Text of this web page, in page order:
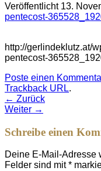
Veröffentlicht 13.
pentecost-
http://gerlindeklutz.at/
pentecost-
Poste einen
Trackback URL.
← Zurück
Weiter →
Schreibe einen
Deine E-Mail-Adresse
Felder sind mit*